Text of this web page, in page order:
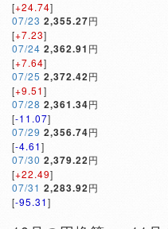
[+24.74]
07/23 2,355.27円
[+7.23]
07/24 2,362.91 円
[+7.64]
07/25 2,372.42円
[+9.51]
07/28 2,361.34円
[-11.07]
07/29 2,356.74円
[-4.61]
07/30 2,379.22円
[+22.49]
07/31 2,283.92円
[-95.31]